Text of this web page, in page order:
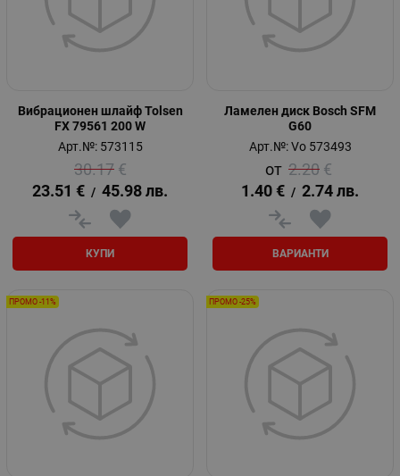
Вибрационен шлайф Tolsen
FX 79561 200 W
Арт.№: 573115
30.17 €
23.51 € / 45.98 лв.
КУПИ
Ламелен диск Bosch SFM
G60
Арт.№: Vo 573493
2.20 €
1.40 € / 2.74 лв.
ВАРИАНТИ
ПРОМО -11% ПРОМО -25%